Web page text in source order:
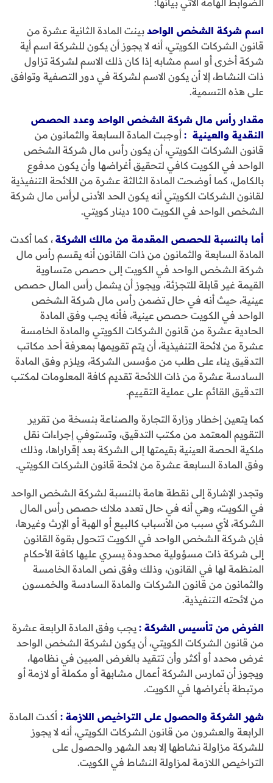
الضوابط الهامة الآتي بيانها:
اسم شركة الشخص الواحد بينت المادة الثانية عشرة من
قانون الشركات الكويتي، أنه لا يجوز أن يكون للشركة اسم أية
شركة أخرى أو اسم مشابه إذا كان ذلك الاسم لشركة تزاول
ذات النشاط، إلا أن يكون الاسم لشركة في دور التصفية وتوافق
على هذه التسمية.
مقدار رأس مال شركة الشخص الواحد وعدد الحصص
النقدية والعينية : أوجبت المادة السابعة والثمانون من
قانون الشركات الكويتي، أن يكون رأس مال شركة الشخص
الواحد في الكويت كافي لتحقيق أغراضها وأن يكون مدفوع
بالكامل، كما أوضحت المادة الثالثة عشرة من اللائحة التنفيذية
لقانون الشركات الكويتي أنه يكون الحد الأدنى لرأس مال شركة
الشخص الواحد في الكويت 100 دينار كويتي.
أما بالنسبة للحصص المقدمة من مالك الشركة ، كما أكدت
المادة السابعة والثمانون من ذات القانون أنه يقسم رأس مال
شركة الشخص الواحد في الكويت إلى حصص متساوية
القيمة غير قابلة للتجزئة، ويجوز أن يشمل رأس المال حصص
عينية، حيث أنه في حال تضمن رأس مال شركة الشخص
الواحد في الكويت حصص عينية، فأنه يجب وفق المادة
الحادية عشرة من قانون الشركات الكويتي والمادة الخامسة
عشرة من لائحة التنفيذية، أن يتم تقويمها بمعرفة أحد مكاتب
التدقيق يناء على طلب من مؤسس الشركة، ويلزم وفق المادة
السادسة عشرة من ذات اللائحة تقديم كافة المعلومات لمكتب
التدقيق القائم على عملية التقييم.
كما يتعين إخطار وزارة التجارة والصناعة بنسخة من تقرير
التقويم المعتمد من مكتب التدقيق، وتستوفي إجراءات نقل
ملكية الحصة العينية بقيمتها إلى الشركة بعد إقراراها، وذلك
وفق المادة السابعة عشرة من لائحة قانون الشركات الكويتي.
وتجدر الإشارة إلى نقطة هامة بالنسبة لشركة الشخص الواحد
في الكويت، وهي أنه في حال تعدد ملاك حصص رأس المال
الشركة، لأي سبب من الأسباب كالبيع أو الهبة أو الإرث وغيرها،
فإن شركة الشخص الواحد في الكويت تتحول بقوة القانون
إلى شركة ذات مسؤولية محدودة يسري عليها كافة الأحكام
المنظمة لها في القانون، وذلك وفق نص المادة الخامسة
والثمانون من قانون الشركات والمادة السادسة والخمسون
من لائحته التنفيذية.
الغرض من تأسيس الشركة : يجب وفق المادة الرابعة عشرة
من قانون الشركات الكويتي، أن يكون لشركة الشخص الواحد
غرض محدد أو أكثر وأن تتقيد بالغرض المبين في نظامها،
ويجوز أن تمارس الشركة أعمال مشابهة أو مكملة أو لازمة أو
مرتبطة بأغراضها في الكويت.
شهر الشركة والحصول على التراخيص اللازمة : أكدت المادة
الرابعة والعشرون من قانون الشركات الكويتي، أنه لا يجوز
للشركة مزاولة نشاطها إلا بعد الشهر والحصول على
التراخيص اللازمة لمزاولة النشاط في الكويت.